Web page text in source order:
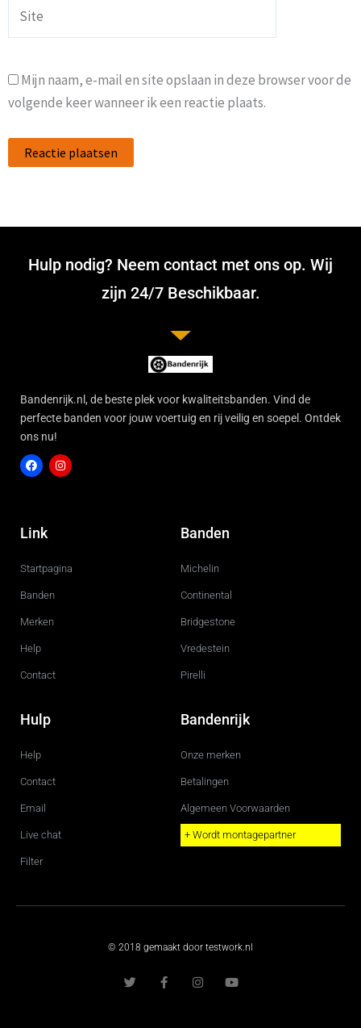
Mijn naam, e-mail en site opslaan in deze browser voor de
volgende keer wanneer ik een reactie plaats.
Hulp nodig? Neem contact met ons op. Wij
zijn 24/7 Beschikbaar.
Bandenrijk.nl, de beste plek voor kwaliteitsbanden. Vind de
perfecte banden voor jouw voertuig en rij veilig en soepel. Ontdek
ons nu!
c
e
o
g
r
Link
Startpagina
Banden
Merken
Help
Contact
Banden
Michelin
Continental
Bridgestone
Vredestein
Pirelli
Hulp
Help
Contact
Email
Live chat
Filter
Bandenrijk
Onze merken
Betalingen
Algemeen Voorwaarden
+ Wordt montagepartner
© 2018 gemaakt door testwork.nl
w
i
a
c
n
s
o
u